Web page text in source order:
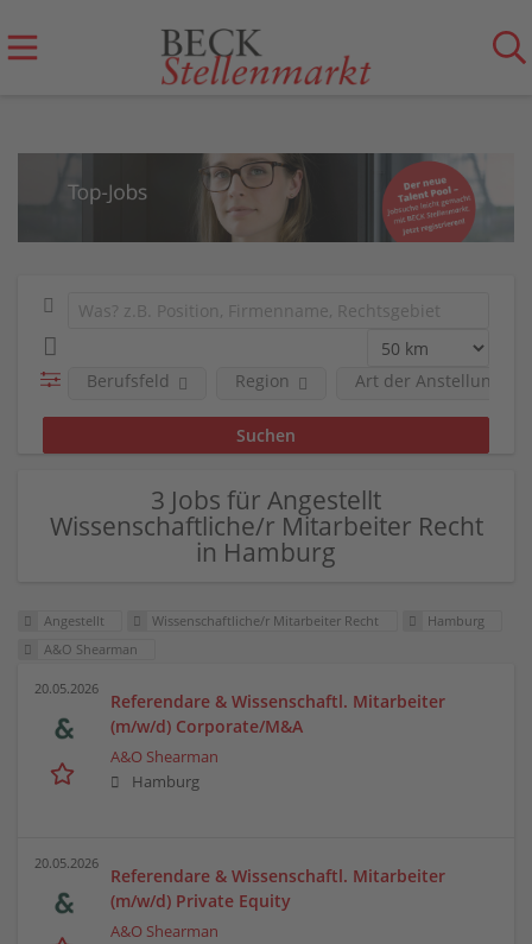
Berufsfeld Region Art der Anstellung
3 Jobs für Angestellt
Wissenschaftliche/r Mitarbeiter Recht
in Hamburg
Angestellt Wissenschaftliche/r Mitarbeiter Recht
Hamburg
A&O Shearman
20.05.2026
Referendare & Wissenschaftl. Mitarbeiter
(m/w/d) Corporate/M&A
A&O Shearman
Hamburg
20.05.2026
Referendare & Wissenschaftl. Mitarbeiter
(m/w/d) Private Equity
A&O Shearman